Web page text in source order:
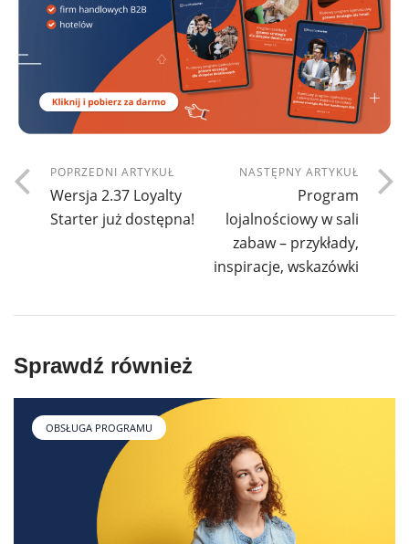
POPRZEDNI ARTYKUŁ
Wersja 2.37 Loyalty
Starter już dostępna!
NASTĘPNY ARTYKUŁ
Program
lojalnościowy w sali
zabaw – przykłady,
inspiracje, wskazówki
Sprawdź również
OBSŁUGA PROGRAMU